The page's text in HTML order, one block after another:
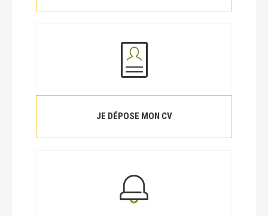
JE DÉPOSE MON CV